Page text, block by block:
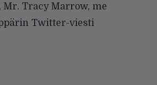
Tracy Marrow, me
Twitter-viesti